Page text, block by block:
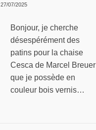
27/07/2025
Bonjour, je cherche
désespérément des
patins pour la chaise
Cesca de Marcel Breuer
que je possède en
couleur bois vernis…